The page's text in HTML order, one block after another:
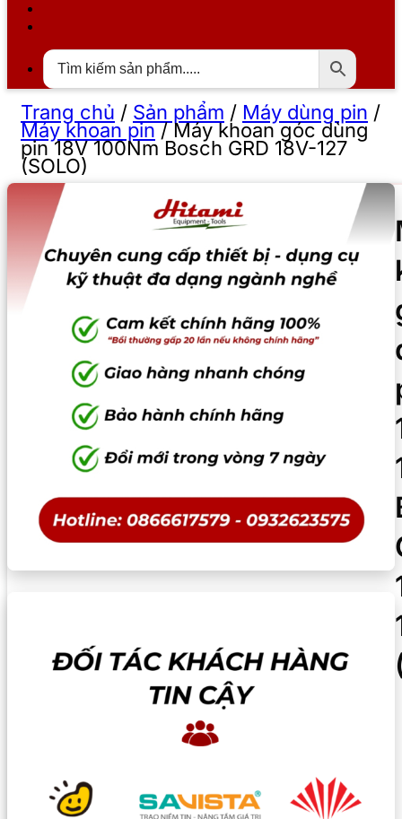
Trang chủ / Sản phẩm / Máy dùng pin /
Máy khoan pin/Máy khoan góc dùng
pin 18V 100Nm Bosch GRD 18V-127
(SOLO)